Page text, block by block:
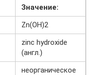
Значение:
Zn(OH)2
zinc hydroxide
(англ.)
неорганическое